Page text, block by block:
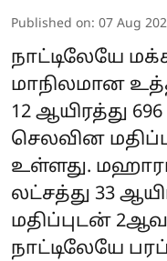
Published on: 07 Aug
நாட்டிலேயே
மாநிலமான
12 ஆயிரத்து
செலவின
உள்ளது.
லட்சத்து 33
மதிப்புடன்
நாட்டிலேயே